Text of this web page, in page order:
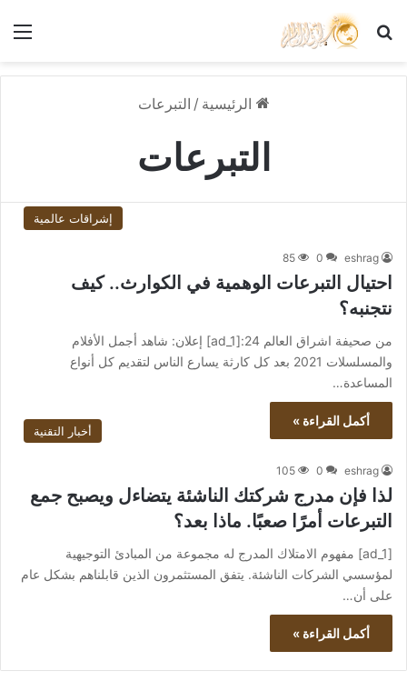
بحث عن
الرئيسية / التبرعات
التبرعات
إشراقات عالمية
eshrag
0
85
احتيال التبرعات الوهمية في الكوارث.. كيف
نتجنبه؟
من صحيفة اشراق العالم 24:[ad_1] إعلان: شاهد أجمل الأفلام
والمسلسلات 2021 بعد كل كارثة يسارع الناس لتقديم كل أنواع
المساعدة…
أكمل القراءة »
أخبار التقنية
eshrag
0
105
لذا فإن مدرج شركتك الناشئة يتضاءل ويصبح جمع
التبرعات أمرًا صعبًا. ماذا بعد؟
[ad_1] مفهوم الامتلاك المدرج له مجموعة من المبادئ التوجيهية
لمؤسسي الشركات الناشئة. يتفق المستثمرون الذين قابلناهم بشكل عام
على أن…
أكمل القراءة »